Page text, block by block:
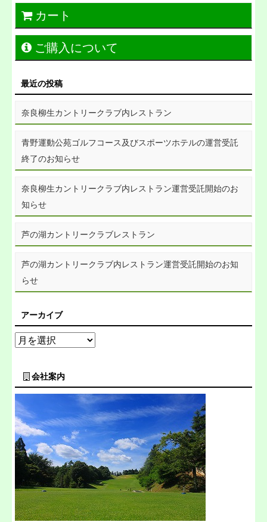
カート
ご購入について
最近の投稿
奈良柳生カントリークラブ内レストラン
青野運動公苑ゴルフコース及びスポーツホテルの運営受託
終了のお知らせ
奈良柳生カントリークラブ内レストラン運営受託開始のお
知らせ
芦の湖カントリークラブレストラン
芦の湖カントリークラブ内レストラン運営受託開始のお知
らせ
アーカイブ
会社案内